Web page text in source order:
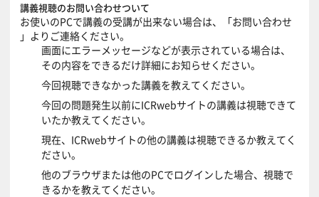
講義視聴のお問い合わせついて
お使いのPCで講義の受講が出来ない場合は、「お問い合わせ
」よりご連絡ください。
画面にエラーメッセージなどが表示されている場合は、
その内容をできるだけ詳細にお知らせください。
今回視聴できなかった講義を教えてください。
今回の問題発生以前にICRwebサイトの講義は視聴できて
いたか教えてください。
現在、ICRwebサイトの他の講義は視聴できるか教えてく
ださい。
他のブラウザまたは他のPCでログインした場合、視聴で
きるかを教えてください。